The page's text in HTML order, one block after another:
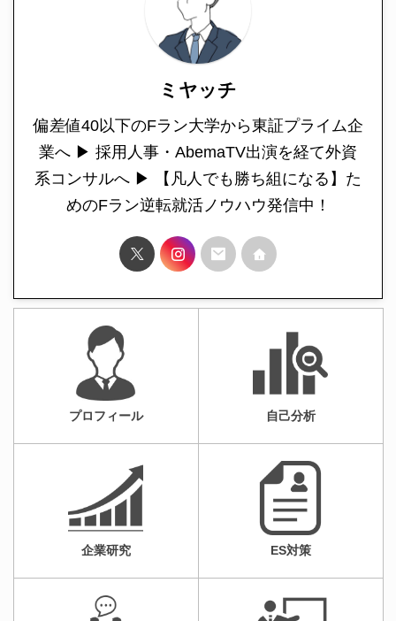
ミヤッチ
偏差値40以下のFラン大学から東証プライム企
業へ ▶︎ 採用人事・AbemaTV出演を経て外資
系コンサルへ ▶︎ 【凡人でも勝ち組になる】た
めのFラン逆転就活ノウハウ発信中！
プロフィール 自己分析
企業研究 ES対策